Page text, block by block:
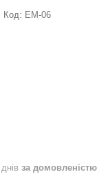
Код: EM-06
за домовленістю